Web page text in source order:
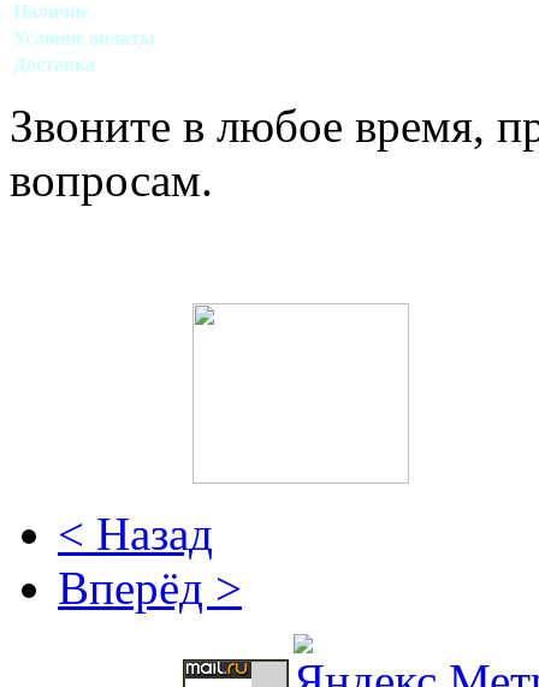
Наличие
Условие оплаты
Доставка
Звоните в любое время,
вопросам.
< Назад
Вперёд >